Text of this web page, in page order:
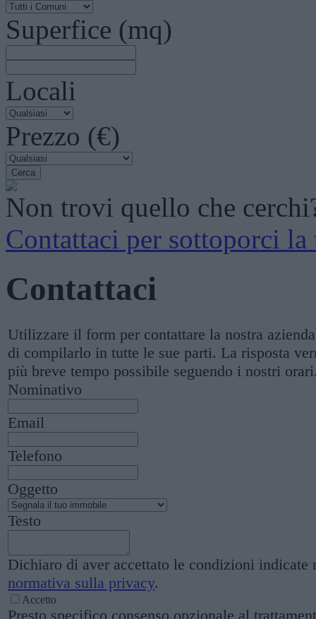
Superfice (mq)
Locali
Prezzo (€)
Non trovi quello che
Contattaci per sottoporci la
Contattaci
Utilizzare il form per contattare la nostra
di compilarlo in tutte le sue parti. La risposta
più breve tempo possibile seguendo i nostri
Nominativo
Email
Telefono
Oggetto
Testo
Dichiaro di aver accettato le condizioni indicate
normativa sulla privacy.
Accetto
Presto specifico consenso opzionale al